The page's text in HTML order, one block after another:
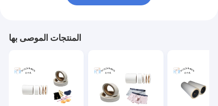
المنتجات الموصى بها